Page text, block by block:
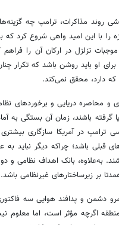
روند مذاکرات، ترامپ چه
دو گزینه او جنگی دیگر است. او جنگ 40‌روزه را با این
تزلزل در ارکان آن را
او باید روشن باشد که تکرار
دارد، محقق نمی‌کند.
و محاصره دریایی و برخوردهای
گرفته باشند، زمان آن بستگی به
ترامپ در آمریکا سازگاری
قبلی باشد؛ چراکه دیگر نباید به
به‌علاوه، بانک اهداف نظامی و
بر زیرساختارهای غیرنظامی باشد.
دشمن و پدافند هوایی سه
اگرچه مؤثر است، اما معلوم